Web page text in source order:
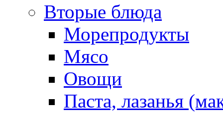
Вторые блюда
Морепродукты
Мясо
Овощи
Паста, лазанья